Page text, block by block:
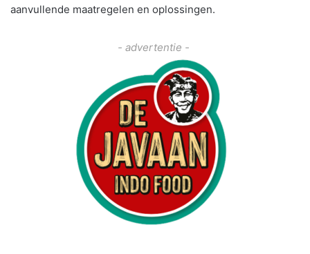
aanvullende maatregelen en oplossingen.
- advertentie -